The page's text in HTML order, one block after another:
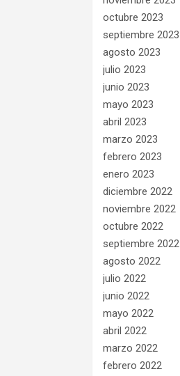
octubre 2023
septiembre 2023
agosto 2023
julio 2023
junio 2023
mayo 2023
abril 2023
marzo 2023
febrero 2023
enero 2023
diciembre 2022
noviembre 2022
octubre 2022
septiembre 2022
agosto 2022
julio 2022
junio 2022
mayo 2022
abril 2022
marzo 2022
febrero 2022